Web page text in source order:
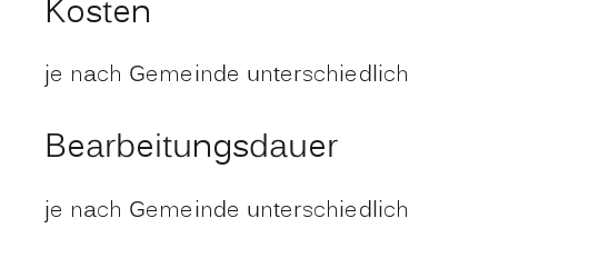
Kosten
je nach Gemeinde unterschiedlich
Bearbeitungsdauer
je nach Gemeinde unterschiedlich